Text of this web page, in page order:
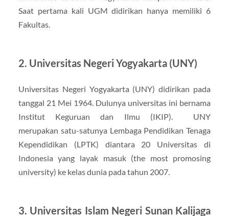
Saat pertama kali UGM didirikan hanya memiliki 6
Fakultas.
2. Universitas Negeri Yogyakarta (UNY)
Universitas Negeri Yogyakarta (UNY) didirikan pada
tanggal 21 Mei 1964. Dulunya universitas ini bernama
Institut Keguruan dan Ilmu (IKIP). UNY
merupakan satu-satunya Lembaga Pendidikan Tenaga
Kependidikan (LPTK) diantara 20 Universitas di
Indonesia yang layak masuk (the most promosing
university) ke kelas dunia pada tahun 2007.
3. Universitas Islam Negeri Sunan Kalijaga